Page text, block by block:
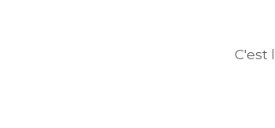
C'est